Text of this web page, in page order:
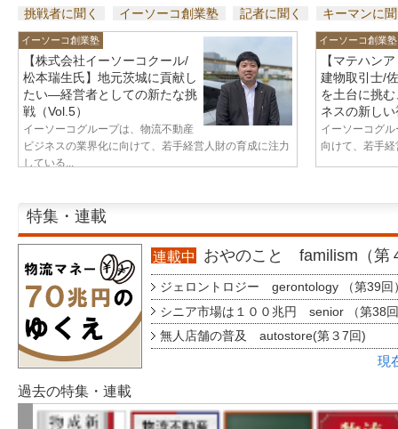
挑戦者に聞く イーソーコ創業塾 記者に聞く キーマンに
イーソーコ創業塾
【株式会社イーソーコクール/
松本瑞生氏】地元茨城に貢献し
たい—経営者としての新たな挑
戦（Vol.5）
イーソーコグループは、物流不動産
ビジネスの業界化に向けて、若手経営人財の育成に注力
している...
イーソーコ創業塾
【マテハン
建物取引士/
を土台に挑
ネスの新し
イーソーコグ
向けて、若手
特集・連載
連載中 おやのこと familism（第
ジェロントロジー gerontology （第39回
シニア市場は１００兆円 senior （第38
無人店舗の普及 autostore(第３7回)
現
過去の特集・連載